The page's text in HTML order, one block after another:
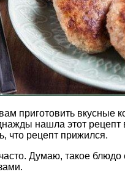
приготовить вкусные
нашла этот рецепт
что рецепт прижился.
Думаю, такое